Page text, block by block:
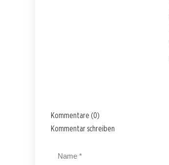
Kommentare (0)
Kommentar schreiben